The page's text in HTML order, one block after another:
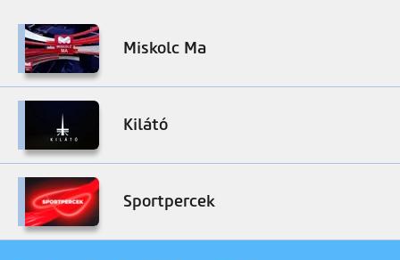
Miskolc Ma
Kilátó
Sportpercek